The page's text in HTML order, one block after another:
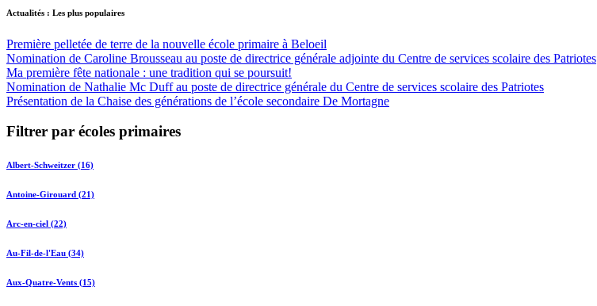
Actualités : Les plus populaires
Première pelletée de terre de la nouvelle école primaire à Beloeil
Nomination de Caroline Brousseau au poste de directrice générale adjointe du Centre de services scolaire des Patriotes
Ma première fête nationale : une tradition qui se poursuit!
Nomination de Nathalie Mc Duff au poste de directrice générale du Centre de services scolaire des Patriotes
Présentation de la Chaise des générations de l’école secondaire De Mortagne
Filtrer par écoles primaires
Albert-Schweitzer (16)
Antoine-Girouard (21)
Arc-en-ciel (22)
Au-Fil-de-l'Eau (34)
Aux-Quatre-Vents (15)